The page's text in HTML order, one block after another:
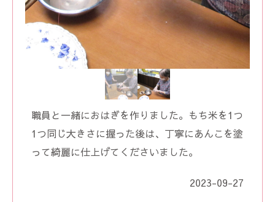
職員と一緒におはぎを作りました。もち米を1つ
1つ同じ大きさに握った後は、丁寧にあんこを塗
って綺麗に仕上げてくださいました。
2023-09-27